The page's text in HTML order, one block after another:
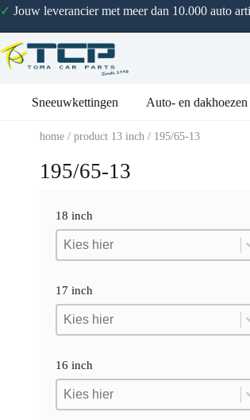
✓ Jouw leverancier met meer dan 10.000 auto
Sneeuwkettingen Auto- en dakhoezen
home / product 13 inch / 195/65-13
195/65-13
18 inch
18 inch
18 inch
18 inch
17 inch
17 inch
17 inch
17 inch
16 inch
16 inch
16 inch
16 inch